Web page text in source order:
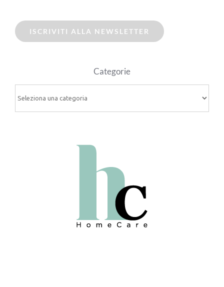
ISCRIVITI ALLA NEWSLETTER
Categorie